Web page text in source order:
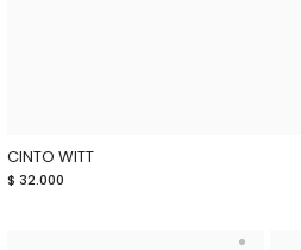
CINTO WITT
$ 32.000